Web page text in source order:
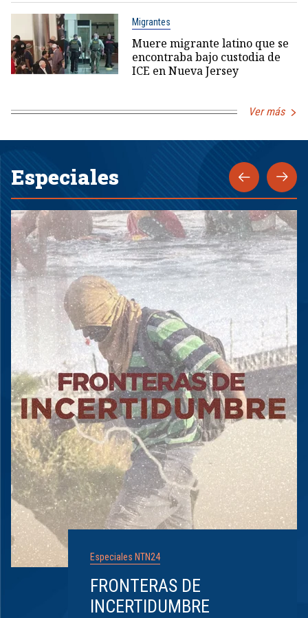
Migrantes
Muere migrante latino que se
encontraba bajo custodia de
ICE en Nueva Jersey
Ver más
Especiales
Especiales NTN24
FRONTERAS DE
INCERTIDUMBRE